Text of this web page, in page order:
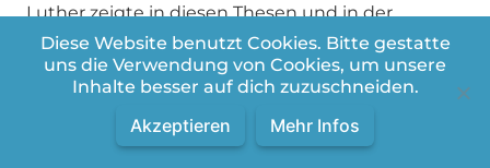
Luther zeigte in diesen Thesen und in der
folgenden Reformation, dass es hauptsächlich auf
4 einfache Punkte ankommt um in den Himmel
zu kommen.
Diese vier Punkte, dieser Pincode für die
Himmelstüre, die möchte ich dir erklären. Wir
Diese Website benutzt Cookies. Bitte gestatte
uns die Verwendung von Cookies, um unsere
Inhalte besser auf dich zuzuschneiden.
Akzeptieren Mehr Infos